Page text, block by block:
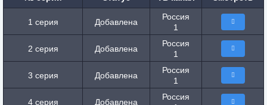
1 серия Добавлена
Россия
1
2 серия Добавлена
Россия
1
3 серия Добавлена
Россия
1
4 серия Добавлена
Россия